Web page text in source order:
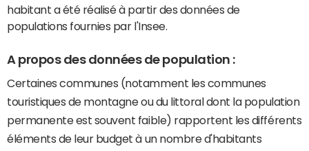
habitant a été réalisé à partir des données de
populations fournies par l'Insee.
A propos des données de population :
Certaines communes (notamment les communes
touristiques de montagne ou du littoral dont la population
permanente est souvent faible) rapportent les différents
éléments de leur budget à un nombre d'habitants